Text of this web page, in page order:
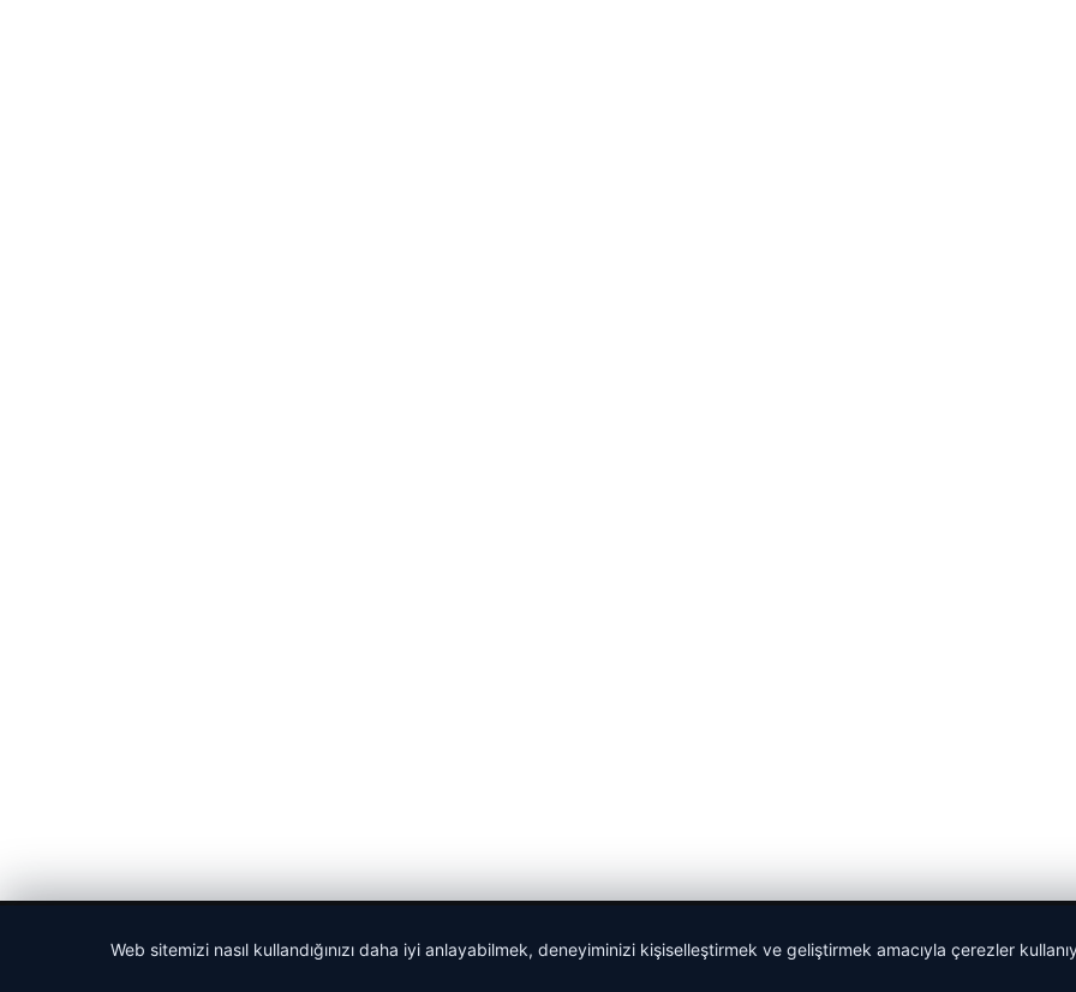
Web sitemizi nasıl kullandığınızı daha iyi anlayabilmek, deneyiminizi kişiselleştirmek ve geliştirmek amacıyla çerezler